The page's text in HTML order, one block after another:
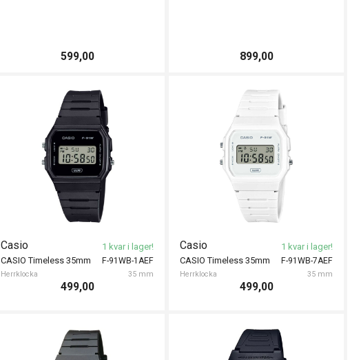
599,00 899,00
F-91WB-1AEF
Casio
Herrklocka 35 mm
CASIO Timeless 35mm
1 kvar i lager!
499,00
F-91WB-7AEF
Casio
Herrklocka 35 mm
CASIO Timeless 35mm
1 kvar i lager!
499,00